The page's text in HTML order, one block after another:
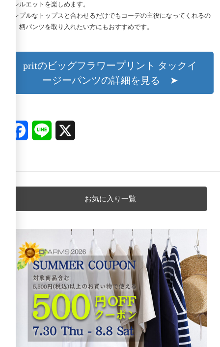
るシルエットを楽しめます。
シンプルなトップスと合わせるだけでもコーデの主役になってくれるの
で、柄パンツを取り入れたい方にもおすすめです。
pritのビッグフラワープリント タックイ
ージーパンツの詳細を見る ➤
FacebookLine
お気に入り一覧